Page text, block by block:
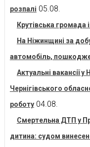
розпалі 05.08.
Крутівська громада
На Ніжинщині за
автомобіль,
Актуальні вакансії у
Чернігівського
роботу 04.08.
Смертельна ДТП у
дитина: судом